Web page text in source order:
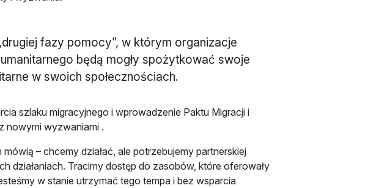
fazy pomocy”, w którym organizacje
będą mogły spożytkować swoje
w swoich społecznościach.
szlaku migracyjnego i wprowadzenie Paktu Migracji i
nowymi wyzwaniami .
– chcemy działać, ale potrzebujemy partnerskiej
działaniach. Tracimy dostęp do zasobów, które oferowały
w stanie utrzymać tego tempa i bez wsparcia